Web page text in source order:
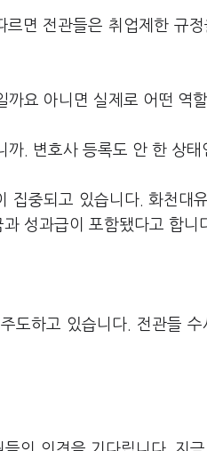
면 전관들은 취업제한 규
요 아니면 실제로 어떤 역
. 변호사 등록도 안 한 상태
집중되고 있습니다. 화천대
성과급이 포함됐다고 합니
도하고 있습니다. 전관들